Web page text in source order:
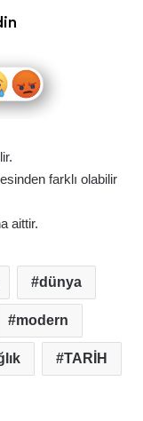
farklı olabilir
aittir.
dünya
modern
TARİH